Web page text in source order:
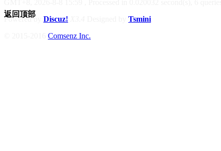
Powered by Discuz!
Tsmini
Comsenz Inc.
返回顶部